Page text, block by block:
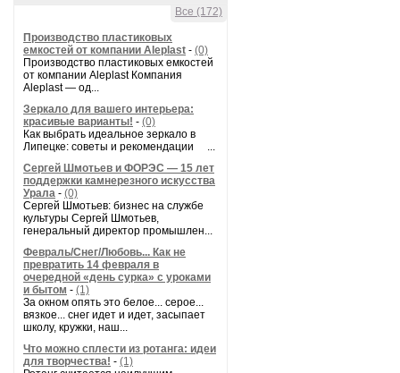
Все (172)
Производство пластиковых
емкостей от компании Aleplast - (0)
Производство пластиковых емкостей
от компании Aleplast Компания
Aleplast — од...
Зеркало для вашего интерьера:
красивые варианты! - (0)
Как выбрать идеальное зеркало в
Липецке: советы и рекомендации ...
Сергей Шмотьев и ФОРЭС — 15 лет
поддержки камнерезного искусства
Урала - (0)
Сергей Шмотьев: бизнес на службе
культуры Сергей Шмотьев,
генеральный директор промышлен...
Февраль/Снег/Любовь... Как не
превратить 14 февраля в
очередной «день сурка» с уроками
и бытом - (1)
За окном опять это белое... серое...
вязкое... снег идет и идет, засыпает
школу, кружки, наш...
Что можно сплести из ротанга: идеи
для творчества! - (1)